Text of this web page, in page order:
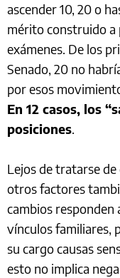
ascender 10, 20 o
mérito construido
exámenes. De los
Senado, 20 no
por esos
En 12 casos, los
posiciones.
Lejos de tratarse
otros factores
cambios responden
vínculos familiares,
su cargo causas
esto no implica